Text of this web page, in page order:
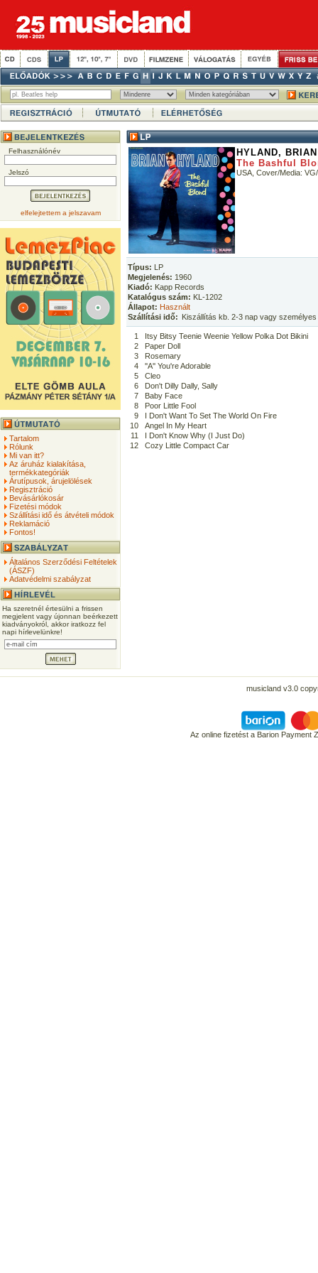
Felhasználónév
Jelszó
elfelejtettem a jelszavam
Tartalom
Rólunk
Mi van itt?
Az áruház kialakítása,
termékkategóriák
Árutípusok, árujelölések
Regisztráció
Bevásárlókosár
Fizetési módok
Szállítási idő és átvételi módok
Reklamáció
Fontos!
Általános Szerződési Feltételek
(ÁSZF)
Adatvédelmi szabályzat
Ha szeretnél értesülni a frissen
megjelent vagy újonnan beérkezett
kiadványokról, akkor iratkozz fel
napi hírlevelünkre!
HYLAND, BRIAN
The Bashful
USA, Cover/Media:
Típus: LP
Megjelenés: 1960
Kiadó: Kapp Records
Katalógus szám: KL-1202
Állapot: Használt
Szállítási idő: Kiszállítás kb. 2-3 nap vagy
1
Itsy Bitsy Teenie Weenie Yellow Polka Dot Bikini
2
Paper Doll
3
Rosemary
4
''A'' You're Adorable
5
Cleo
6
Don't Dilly Dally, Sally
7
Baby Face
8
Poor Little Fool
9
I Don't Want To Set The World On Fire
10
Angel In My Heart
11
I Don't Know Why (I Just Do)
12
Cozy Little Compact Car
musicland v3.0
Az online fizetést a Barion Payment